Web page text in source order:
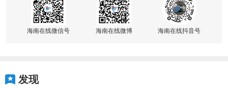
海南在线微信号 海南在线微博 海南在线抖音号
发现